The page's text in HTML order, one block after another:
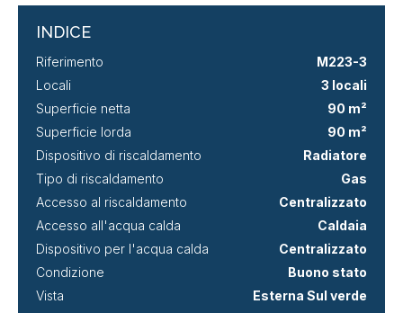
INDICE
Riferimento
M223-3
Locali
3 locali
Superficie netta
90 m²
Superficie lorda
90 m²
Dispositivo di riscaldamento
Radiatore
Tipo di riscaldamento
Gas
Accesso al riscaldamento
Centralizzato
Accesso all'acqua calda
Caldaia
Dispositivo per l'acqua calda
Centralizzato
Condizione
Buono stato
Vista
Esterna Sul verde